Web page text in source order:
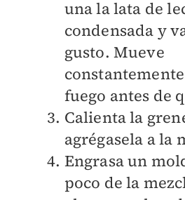
una la lata de
condensada y
gusto. Mueve
fuego antes de
Calienta la
agrégasela a la
Engrasa un
poco de la